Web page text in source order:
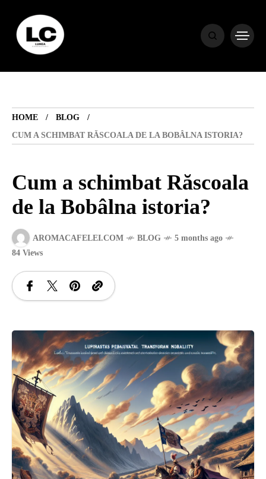
HOME
BLOG
CUM A SCHIMBAT RĂSCOALA DE LA BOBÂLNA ISTORIA?
Cum a schimbat Răscoala
de la Bobâlna istoria?
AROMACAFELEI.COM BLOG
5 months ago
84 Views
HOME
BLOG
HOROSCOP
ENGLISH
CONTENT
TRAVEL
SANATATE
SI
INGRIJIRE
ISTORIE
NATURĂ